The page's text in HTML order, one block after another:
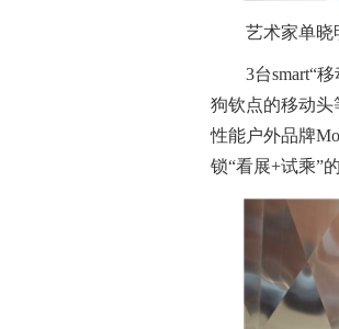
艺术家单晓
3台smart“
狗钦点的移动头
性能户外品牌
锁“看展+试乘”